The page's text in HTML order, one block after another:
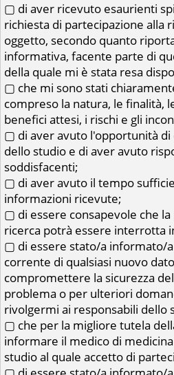
▢ di aver ricevuto esaurienti
richiesta di partecipazione alla
oggetto, secondo quanto
informativa, facente parte di
della quale mi è stata resa
▢ che mi sono stati
compreso la natura, le finalità,
benefici attesi, i rischi e gli
▢ di aver avuto l'opportunità di
dello studio e di aver avuto
soddisfacenti;
▢ di aver avuto il tempo
informazioni ricevute;
▢ di essere consapevole che
ricerca potrà essere interrotta
▢ di essere stato/a informato/
corrente di qualsiasi nuovo
compromettere la sicurezza
problema o per ulteriori
rivolgermi ai responsabili dello
▢ che per la migliore tutela
informare il medico di
studio al quale accetto di